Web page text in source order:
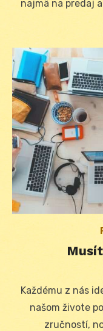
najmä na predaj
Každému z nás
našom živote
zručností,